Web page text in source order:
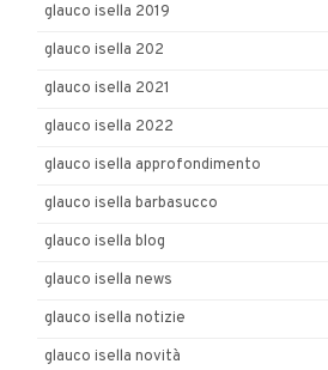
glauco isella 2019
glauco isella 202
glauco isella 2021
glauco isella 2022
glauco isella approfondimento
glauco isella barbasucco
glauco isella blog
glauco isella news
glauco isella notizie
glauco isella novità